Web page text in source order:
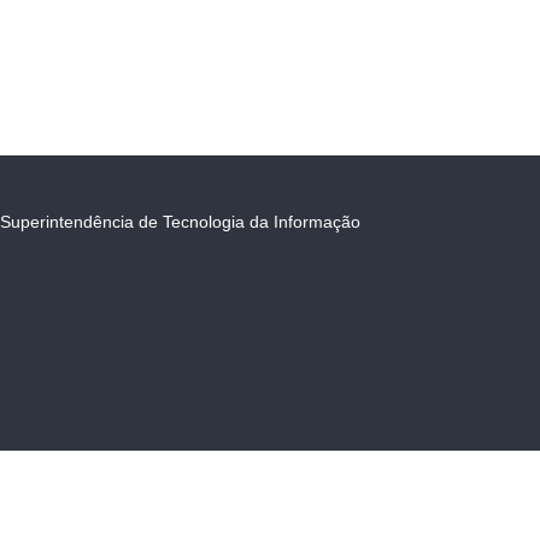
Superintendência de Tecnologia da Informação